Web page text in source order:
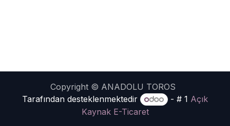
Copyright © ANADOLU TOROS
Tarafından desteklenmektedir
- # 1 Açık
Kaynak E-Ticaret